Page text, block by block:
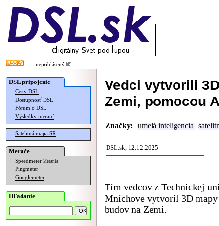
neprihlásený
DSL pripojenie
Ceny DSL
Dostupnosť DSL
Fórum o DSL
Výsledky meraní
Satelitná mapa SR
Merače
Speedmeter Merania
Pingmeter
Googlemeter
Hľadanie
Vedci vytvorili
Zemi, pomocou
Značky: umelá inteligencia
DSL.sk, 12.12.2025
Tím vedcov z Technickej
Mníchove vytvoril 3D mapy
budov na Zemi.